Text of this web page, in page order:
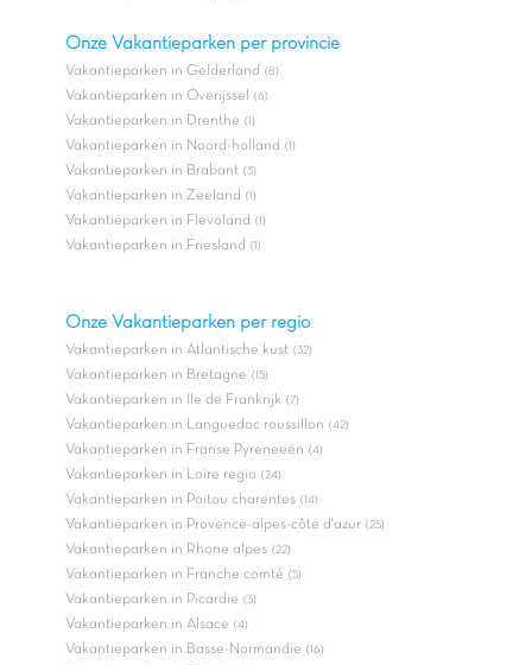
Onze Vakantieparken per provincie
Vakantieparken in Gelderland (8)
Vakantieparken in Overijssel (6)
Vakantieparken in Drenthe (1)
Vakantieparken in Noord-holland (1)
Vakantieparken in Brabant (3)
Vakantieparken in Zeeland (1)
Vakantieparken in Flevoland (1)
Vakantieparken in Friesland (1)
Onze Vakantieparken per regio
Vakantieparken in Atlantische kust (32)
Vakantieparken in Bretagne (15)
Vakantieparken in Ile de Frankrijk (7)
Vakantieparken in Languedoc roussillon (42)
Vakantieparken in Franse Pyreneeën (4)
Vakantieparken in Loire regio (24)
Vakantieparken in Poitou charentes (14)
Vakantieparken in Provence-alpes-côte d'azur (25)
Vakantieparken in Rhone alpes (22)
Vakantieparken in Franche comté (5)
Vakantieparken in Picardie (3)
Vakantieparken in Alsace (4)
Vakantieparken in Basse-Normandie (16)